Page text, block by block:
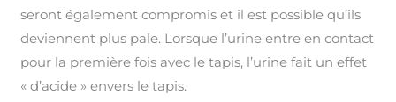
seront également compromis et il est possible qu’ils
deviennent plus pale. Lorsque l’urine entre en contact
pour la première fois avec le tapis, l’urine fait un effet
« d’acide » envers le tapis.